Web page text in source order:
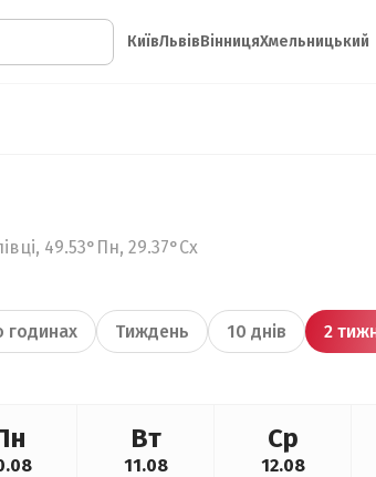
КиївЛьвівВінницяХмельницький
49.53°Пн, 29.37°Сх
годинах Тиждень 10 днів 2
Вт
11.08
Ср
12.08